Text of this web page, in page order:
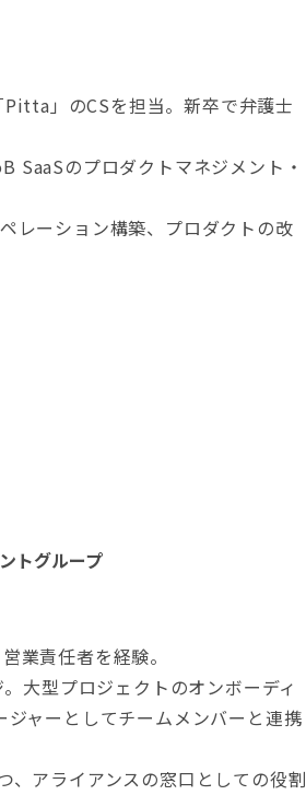
」のCSを担当。新卒で弁護士
SaaSのプロダクトマネジメント・
レーション構築、プロダクトの改
トグループ
業責任者を経験。
大型プロジェクトのオンボーディ
ャーとしてチームメンバーと連携
、アライアンスの窓口としての役割